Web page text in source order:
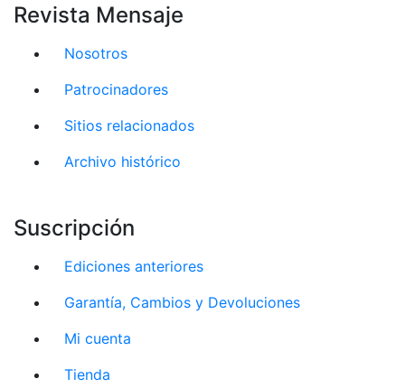
Revista Mensaje
Nosotros
Patrocinadores
Sitios relacionados
Archivo histórico
Suscripción
Ediciones anteriores
Garantía, Cambios y Devoluciones
Mi cuenta
Tienda